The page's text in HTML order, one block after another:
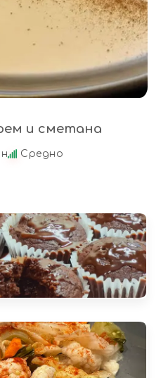
и сметана
Средно